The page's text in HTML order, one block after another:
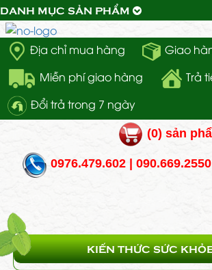
Địa chỉ mua hàng
Giao
Miễn phí giao hàng
Trả
Đổi trả trong 7 ngày
(0) sản
0976.479.602 |
DANH MỤC SẢN PHẨM
KIẾN THỨC SỨC